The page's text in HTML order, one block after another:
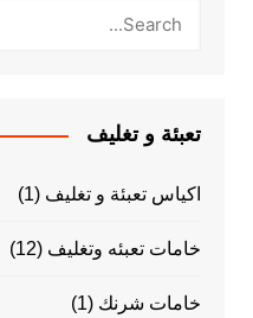
تعبئة و تغليف
اكياس تعبئة و تغليف (1)
خامات تعبئه وتغليف (12)
خامات شرنك (1)